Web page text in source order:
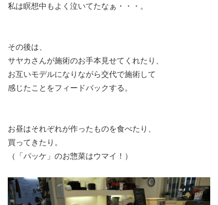
私は瞑想中もよく泣いてたなぁ・・・。
その後は、
サヤカさんが施術のお手本見せてくれたり、
お互いモデルになりながら交代で施術して
感じたことをフィードバックする。
お昼はそれぞれが作ったものを食べたり、
買ってきたり。
（「パッケ」のお惣菜はウマイ！）